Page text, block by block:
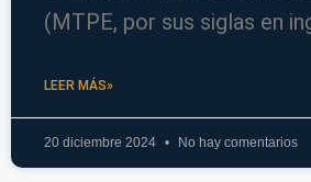
(MTPE, por sus siglas en
LEER MÁS»
20 diciembre 2024 No hay comentarios